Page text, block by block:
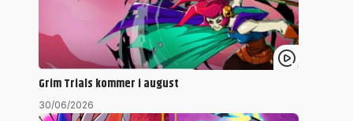
Grim Trials kommer i august
30/06/2026